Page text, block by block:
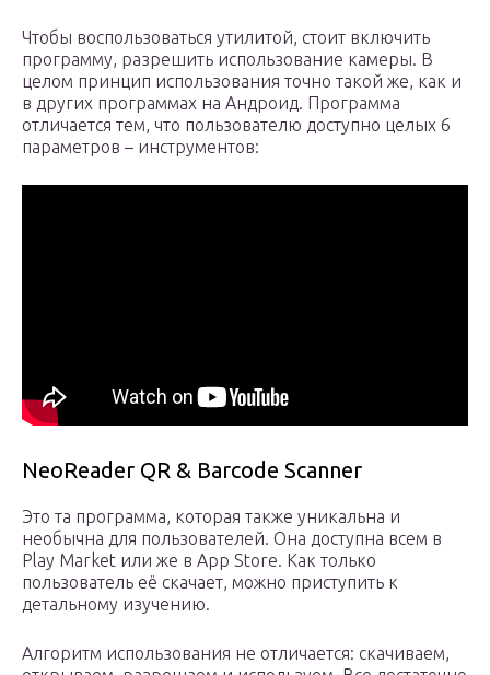
Чтобы воспользоваться утилитой, стоит включить
программу, разрешить использование камеры. В
целом принцип использования точно такой же, как и
в других программах на Андроид. Программа
отличается тем, что пользователю доступно целых 6
параметров – инструментов:
NeoReader QR & Barcode Scanner
Это та программа, которая также уникальна и
необычна для пользователей. Она доступна всем в
Play Market или же в App Store. Как только
пользователь её скачает, можно приступить к
детальному изучению.
Алгоритм использования не отличается: скачиваем,